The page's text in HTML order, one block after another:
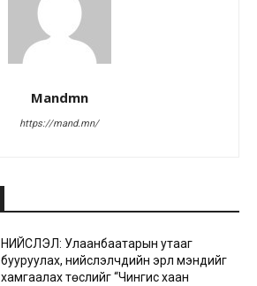
Mandmn
https://mand.mn/
НИЙСЛЭЛ: Улаанбаатарын утааг
бууруулах, нийслэлчүүдийн эрүүл мэндийг
хамгаалах төслийг “Чингис хаан